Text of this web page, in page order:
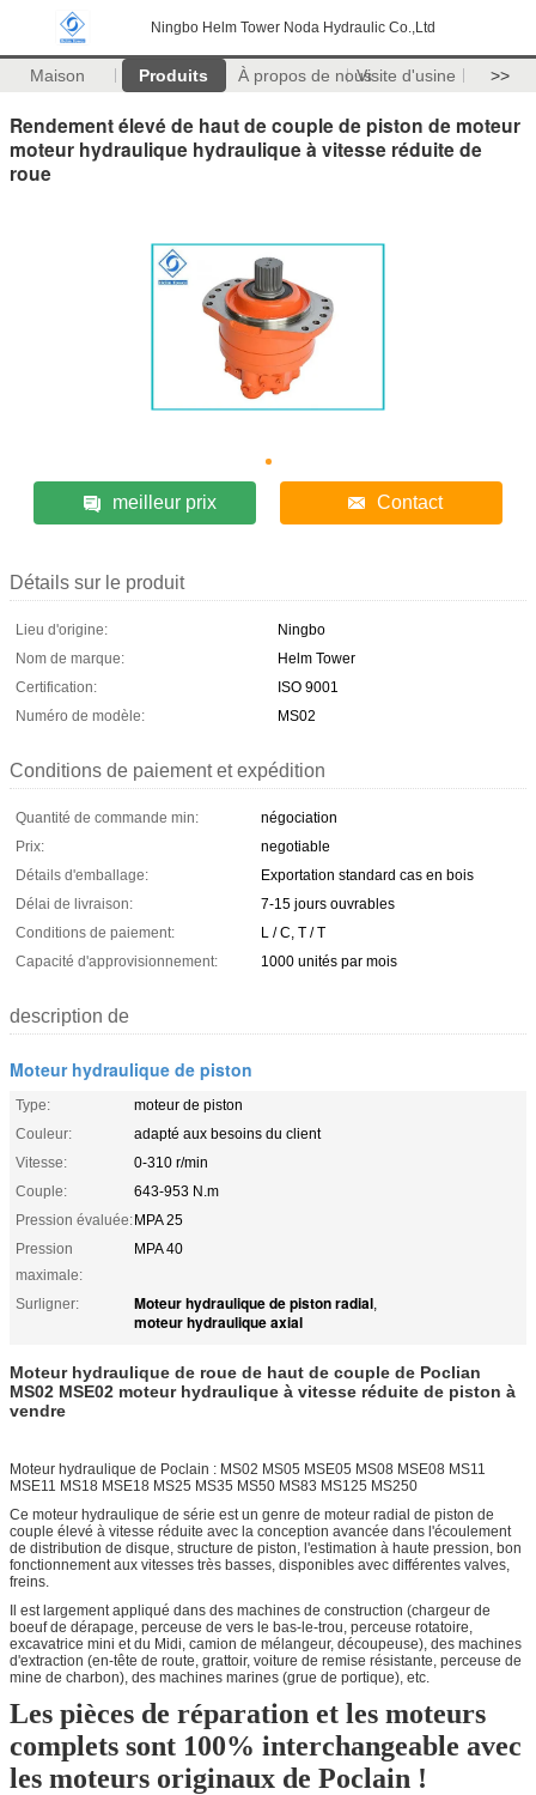
Ningbo Helm Tower Noda Hydraulic Co.,Ltd
Maison Produits À propos de nousVisite d'usine >>
Rendement élevé de haut de couple de piston de moteur
moteur hydraulique hydraulique à vitesse réduite de
roue
meilleur prix Contact
Détails sur le produit
Lieu d'origine:
Ningbo
Nom de marque:
Helm Tower
Certification:
ISO 9001
Numéro de modèle:
MS02
Conditions de paiement et expédition
Quantité de commande min:
négociation
Prix:
negotiable
Détails d'emballage:
Exportation standard cas en bois
Délai de livraison:
7-15 jours ouvrables
Conditions de paiement:
L / C, T / T
Capacité d'approvisionnement:
1000 unités par mois
description de
Moteur hydraulique de piston
Type:
moteur de piston
Couleur:
adapté aux besoins du client
Vitesse:
0-310 r/min
Couple:
643-953 N.m
Pression évaluée:MPA 25
Pression
maximale:
MPA 40
Surligner: Moteur hydraulique de piston radial,
moteur hydraulique axial
Moteur hydraulique de roue de haut de couple de Poclian
MS02 MSE02 moteur hydraulique à vitesse réduite de piston à
vendre
Moteur hydraulique de Poclain : MS02 MS05 MSE05 MS08 MSE08 MS11
MSE11 MS18 MSE18 MS25 MS35 MS50 MS83 MS125 MS250
Ce moteur hydraulique de série est un genre de moteur radial de piston de
couple élevé à vitesse réduite avec la conception avancée dans l'écoulement
de distribution de disque, structure de piston, l'estimation à haute pression, bon
fonctionnement aux vitesses très basses, disponibles avec différentes valves,
freins.
Il est largement appliqué dans des machines de construction (chargeur de
boeuf de dérapage, perceuse de vers le bas-le-trou, perceuse rotatoire,
excavatrice mini et du Midi, camion de mélangeur, découpeuse), des machines
d'extraction (en-tête de route, grattoir, voiture de remise résistante, perceuse de
mine de charbon), des machines marines (grue de portique), etc.
Les pièces de réparation et les moteurs
complets sont 100% interchangeable avec
les moteurs originaux de Poclain !